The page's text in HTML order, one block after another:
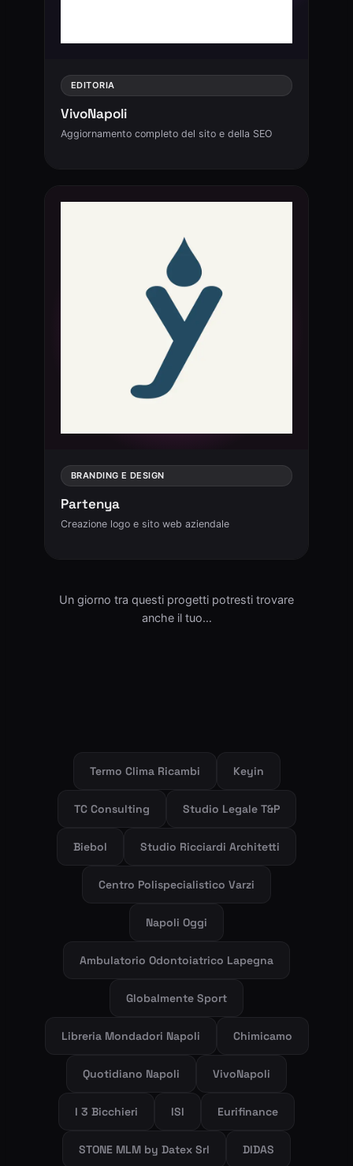
EDITORIA
VivoNapoli
Aggiornamento completo del sito e della SEO
BRANDING E DESIGN
Partenya
Creazione logo e sito web aziendale
Un giorno tra questi progetti potresti trovare
anche il tuo…
Termo Clima Ricambi Keyin
TC Consulting Studio Legale T&P
Biebol Studio Ricciardi Architetti
Centro Polispecialistico Varzi
Napoli Oggi
Ambulatorio Odontoiatrico Lapegna
Globalmente Sport
Libreria Mondadori Napoli Chimicamo
Quotidiano Napoli VivoNapoli
I 3 Bicchieri ISI Eurifinance
STONE MLM by Datex Srl DIDAS